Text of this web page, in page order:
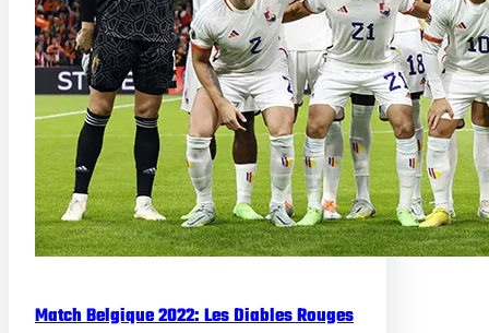
Match Belgique 2022: Les Diables Rouges